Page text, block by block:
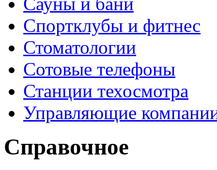
Спортклубы и фитнес
Стоматологии
Сотовые телефоны
Станции техосмотра
Управляющие
Справочное